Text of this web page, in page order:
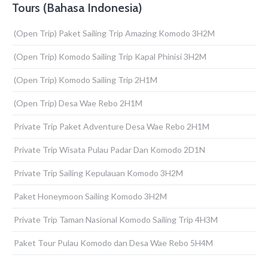
Tours (Bahasa Indonesia)
(Open Trip) Paket Sailing Trip Amazing Komodo 3H2M
(Open Trip) Komodo Sailing Trip Kapal Phinisi 3H2M
(Open Trip) Komodo Sailing Trip 2H1M
(Open Trip) Desa Wae Rebo 2H1M
Private Trip Paket Adventure Desa Wae Rebo 2H1M
Private Trip Wisata Pulau Padar Dan Komodo 2D1N
Private Trip Sailing Kepulauan Komodo 3H2M
Paket Honeymoon Sailing Komodo 3H2M
Private Trip Taman Nasional Komodo Sailing Trip 4H3M
Paket Tour Pulau Komodo dan Desa Wae Rebo 5H4M